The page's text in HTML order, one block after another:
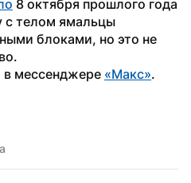
8 октября прошлого года
с телом ямальцы
блоками, но это не
в мессенджере «Макс».